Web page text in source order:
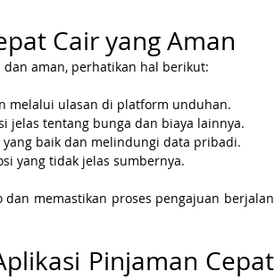
Cair yang Aman
aman, perhatikan hal berikut:
melalui ulasan di platform unduhan.
jelas tentang bunga dan biaya lainnya.
baik dan melindungi data pribadi.
yang tidak jelas sumbernya.
memastikan proses pengajuan berjalan
Pinjaman Cepat